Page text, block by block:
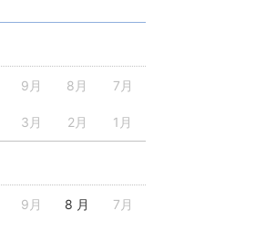
9月 8月 7月
3月 2月 1月
9月 8 月 7月